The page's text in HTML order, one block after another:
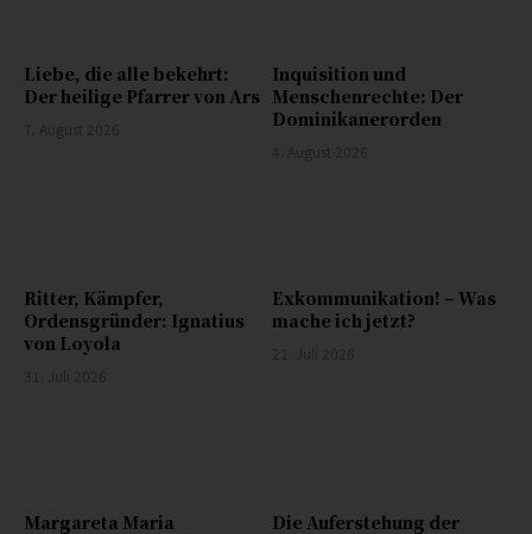
Liebe, die alle bekehrt:
Der heilige Pfarrer von Ars
Inquisition und
Menschenrechte: Der
Dominikanerorden
Ritter, Kämpfer,
Ordensgründer: Ignatius
von Loyola
Exkommunikation! – Was
mache ich jetzt?
Margareta Maria
Die Auferstehung der